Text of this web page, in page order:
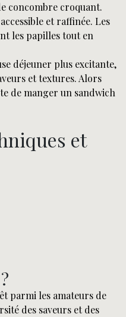
concombre croquant.
et raffinée. Les
les papilles tout en
déjeuner plus excitante,
et textures. Alors
de manger un sandwich
et
parmi les amateurs de
des saveurs et des